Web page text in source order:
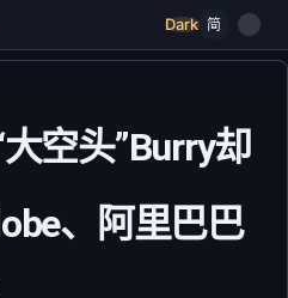
Dark 简
空头”Burry却
、阿里巴巴